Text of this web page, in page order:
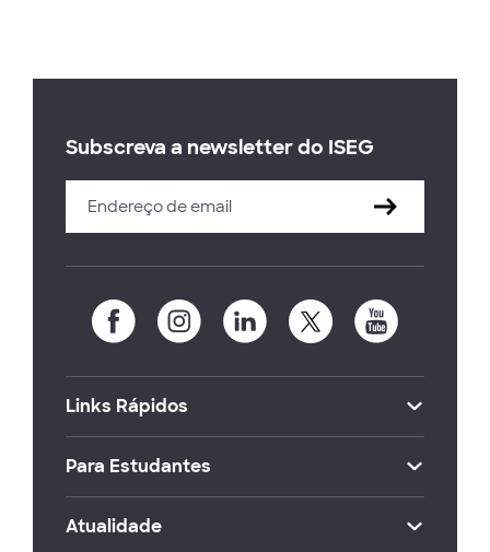
Subscreva a newsletter do ISEG
Links Rápidos
Para Estudantes
Atualidade